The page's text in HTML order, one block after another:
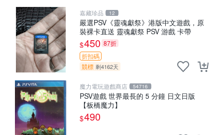
嘉藏珍品 12
嚴選PSV《靈魂獻祭》港版中文遊戲，原
裝裸卡直送 靈魂獻祭 PSV 游戲 卡帶
$450 87折
折扣碼
競標 剩4162天
魔力電玩遊戲商店 54716
PSV遊戲 世界最長的 5 分鐘 日文日版
【板橋魔力】
$490